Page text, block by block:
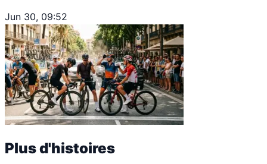
Jun 30, 09:52
Plus d'histoires